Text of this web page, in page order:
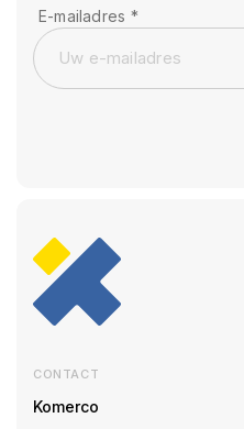
E-mailadres *
CONTACT
Komerco